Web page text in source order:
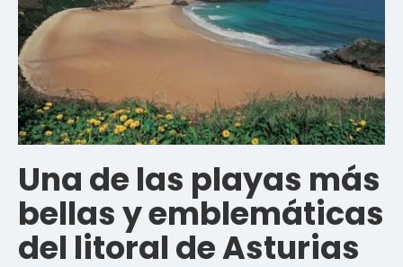
Una de las playas más
bellas y emblemáticas
del litoral de Asturias